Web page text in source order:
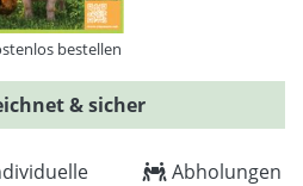
bestellen
& sicher
Abholungen